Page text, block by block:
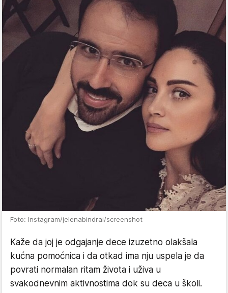
Foto: Instagram/jelenabindrai/screenshot
Kaže da joj je odgajanje dece izuzetno olakšala
kućna pomoćnica i da otkad ima nju uspela je da
povrati normalan ritam života i uživa u
svakodnevnim aktivnostima dok su deca u školi.